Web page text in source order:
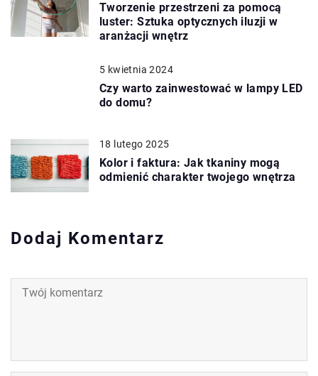
Tworzenie przestrzeni za pomocą
luster: Sztuka optycznych iluzji w
aranżacji wnętrz
5 kwietnia 2024
Czy warto zainwestować w lampy LED
do domu?
18 lutego 2025
Kolor i faktura: Jak tkaniny mogą
odmienić charakter twojego wnętrza
Dodaj Komentarz